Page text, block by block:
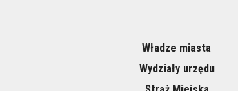
Władze miasta
Wydziały urzędu